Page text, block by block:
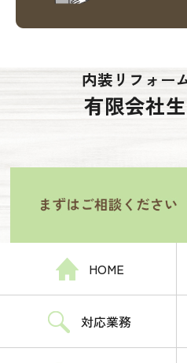
内装リフォー
有限会社
HOME
対応業務